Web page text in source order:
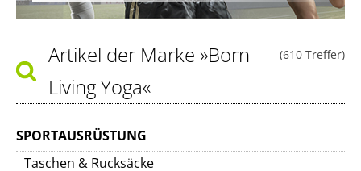
(610 Treffer)
Artikel der Marke »Born
Living Yoga«
SPORTAUSRÜSTUNG
Taschen & Rucksäcke